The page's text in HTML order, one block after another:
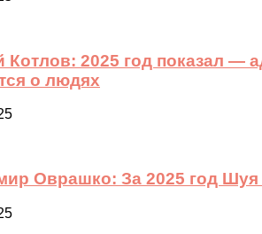
Котлов: 2025 год показал —
о людях
Оврашко: За 2025 год Шуя